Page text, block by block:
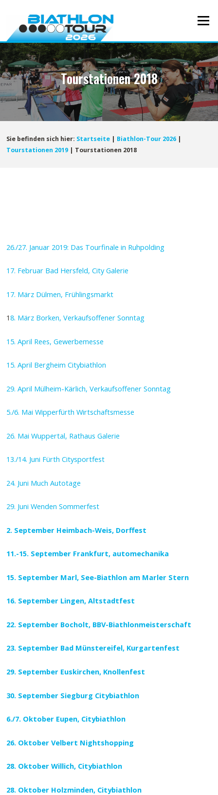
Inhalt
Menü
Tourstationen 2018
Sie befinden sich hier: Startseite | Biathlon-Tour 2026 |
Tourstationen 2019 | Tourstationen 2018
26./27. Januar 2019: Das Tourfinale in Ruhpolding
17. Februar Bad Hersfeld, City Galerie
17. März Dülmen, Frühlingsmarkt
18. März Borken, Verkaufsoffener Sonntag
15. April Rees, Gewerbemesse
15. April Bergheim Citybiathlon
29. April Mülheim-Kärlich, Verkaufsoffener Sonntag
5./6. Mai Wipperfürth Wirtschaftsmesse
26. Mai Wuppertal, Rathaus Galerie
13./14. Juni Fürth Citysportfest
24. Juni Much Autotage
29. Juni Wenden Sommerfest
2. September Heimbach-Weis, Dorffest
11.-15. September Frankfurt, automechanika
15. September Marl, See-Biathlon am Marler Stern
16. September Lingen, Altstadtfest
22. September Bocholt, BBV-Biathlonmeisterschaft
23. September Bad Münstereifel, Kurgartenfest
29. September Euskirchen, Knollenfest
30. September Siegburg Citybiathlon
6./7. Oktober Eupen, Citybiathlon
26. Oktober Velbert Nightshopping
28. Oktober Willich, Citybiathlon
28. Oktober Holzminden, Citybiathlon